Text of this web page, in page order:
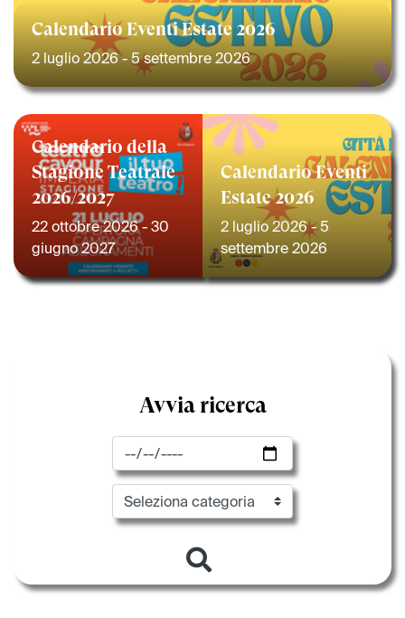
Calendario Eventi Estate 2026
2 luglio 2026 - 5 settembre 2026
Calendario della
Stagione Teatrale
2026/2027
22 ottobre 2026 - 30
giugno 2027
Calendario Eventi
Estate 2026
2 luglio 2026 - 5
settembre 2026
Avvia ricerca
Data inizio
Categoria evento